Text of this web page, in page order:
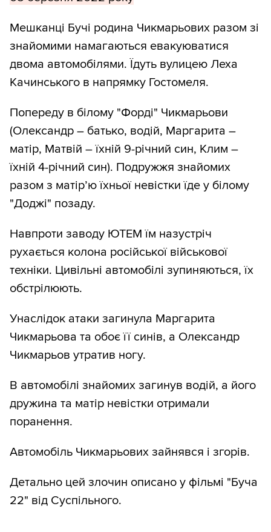
Мешканці Бучі родина Чикмарьових разом зі
знайомими намагаються евакуюватися
двома автомобілями. Їдуть вулицею Леха
Качинського в напрямку Гостомеля.
Попереду в білому "Форді" Чикмарьови
(Олександр – батько, водій, Маргарита –
матір, Матвій – їхній 9-річний син, Клим –
їхній 4-річний син). Подружжя знайомих
разом з матір’ю їхньої невістки їде у білому
"Доджі" позаду.
Навпроти заводу ЮТЕМ їм назустріч
рухається колона російської військової
техніки. Цивільні автомобілі зупиняються, їх
обстрілюють.
Унаслідок атаки загинула Маргарита
Чикмарьова та обоє її синів, а Олександр
Чикмарьов утратив ногу.
В автомобілі знайомих загинув водій, а його
дружина та матір невістки отримали
поранення.
Автомобіль Чикмарьових зайнявся і згорів.
Детально цей злочин описано у фільмі "Буча
22" від Суспільного.